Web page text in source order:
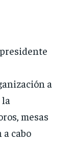
a
mesas
a cabo